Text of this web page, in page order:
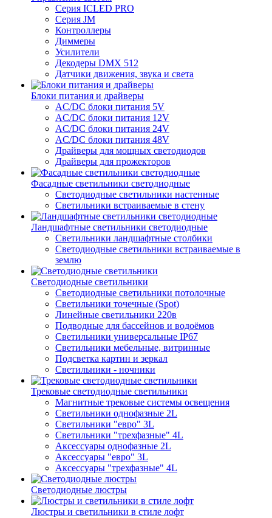
Серия ICLED PRO
Серия JM
Контроллеры
Диммеры
Усилители
Декодеры DMX 512
Датчики движения, звука и света
Блоки питания и драйверы
AC/DC блоки питания 5V
AC/DC блоки питания 12V
AC/DC блоки питания 24V
AC/DC блоки питания 48V
Драйверы для мощных светодиодов
Драйверы для прожекторов
Фасадные светильники светодиодные
Светодиодные светильники настенные
Светильники встраиваемые в стену
Ландшафтные светильники светодиодные
Светильники ландшафтные столбики
Светодиодные светильники встраиваемые в
землю
Светодиодные светильники
Светодиодные светильники потолочные
Светильники точечные (Spot)
Линейные светильники 220в
Подводные для бассейнов и водоёмов
Светильники универсальные IP67
Светильники мебельные, витринные
Подсветка картин и зеркал
Светильники - ночники
Трековые светодиодные светильники
Магнитные трековые системы освещения
Светильники однофазные 2L
Светильники "евро" 3L
Светильники "трехфазные" 4L
Аксессуары однофазные 2L
Аксессуары "евро" 3L
Аксессуары "трехфазные" 4L
Светодиодные люстры
Люстры и светильники в стиле лофт